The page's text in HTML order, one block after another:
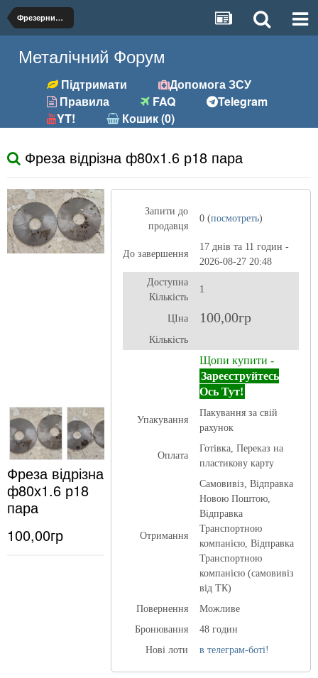
Фрезерний (фрези, розгортки та ін.)
Металічний Форум
Підтримати
Допомога ЗСУ
Правила
FAQ
Telegram
YT!
Кошик (0)
Фреза відрізна ф80х1.6 р18 пара
Фреза відрізна
ф80х1.6 р18
пара
100,00гр
Запити до
продавця
0 (посмотреть)
До завершення
17 днів та 11 годин -
2026-08-27 20:48
Доступна
Кількість
1
ЦІна 100,00гр
Кількість
Щопи купити -
Зареєструйтесь
Ось Тут!
Упакування
Пакування за свій
рахунок
Оплата
Готівка, Переказ на
пластикову карту
Отримання
Самовивіз, Відправка
Новою Поштою,
Відправка
Транспортною
компанією, Відправка
Транспортною
компанією (самовивіз
від ТК)
Повернення
Можливе
Бронювання
48 годин
Нові лоти
в телеграм-боті!